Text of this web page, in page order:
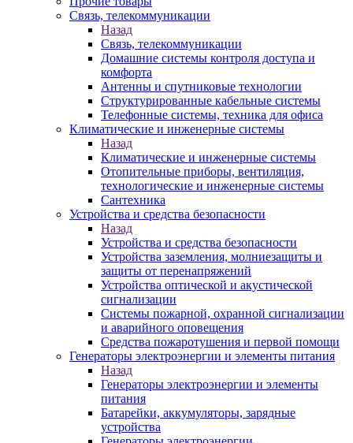
Связь, телекоммуникации
Назад
Связь, телекоммуникации
Домашние системы контроля доступа и
комфорта
Антенны и спутниковые технологии
Структурированные кабельные системы
Телефонные системы, техника для офиса
Климатические и инженерные системы
Назад
Климатические и инженерные системы
Отопительные приборы, вентиляция,
технологические и инженерные системы
Сантехника
Устройства и средства безопасности
Назад
Устройства и средства безопасности
Устройства заземления, молниезащиты и
защиты от перенапряжений
Устройства оптической и акустической
сигнализации
Системы пожарной, охранной сигнализации
и аварийного оповещения
Средства пожаротушения и первой помощи
Генераторы электроэнергии и элементы питания
Назад
Генераторы электроэнергии и элементы
питания
Батарейки, аккумуляторы, зарядные
устройства